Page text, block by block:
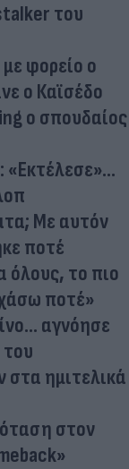
του
φορείο ο
ο Καϊσέδο
ο σπουδαίος
Με αυτόν
ποτέ
όλους, το πιο
ποτέ»
αγνόησε
στα ημιτελικά
στον